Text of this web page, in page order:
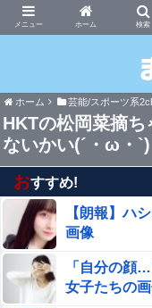
ホーム
まにゅそく
ホーム 芸能/スポーツ系
HKTの松岡菜摘
ないかい(´・ω
おすすめ!
【朗報】ハ
画像
「自分の顔
女子たちの